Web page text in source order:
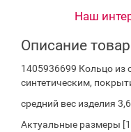
Наш
Описание
1405936699 Кольцо из
синтетическим,
средний вес изделия
Актуальные размеры